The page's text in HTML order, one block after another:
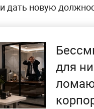
дать новую
для